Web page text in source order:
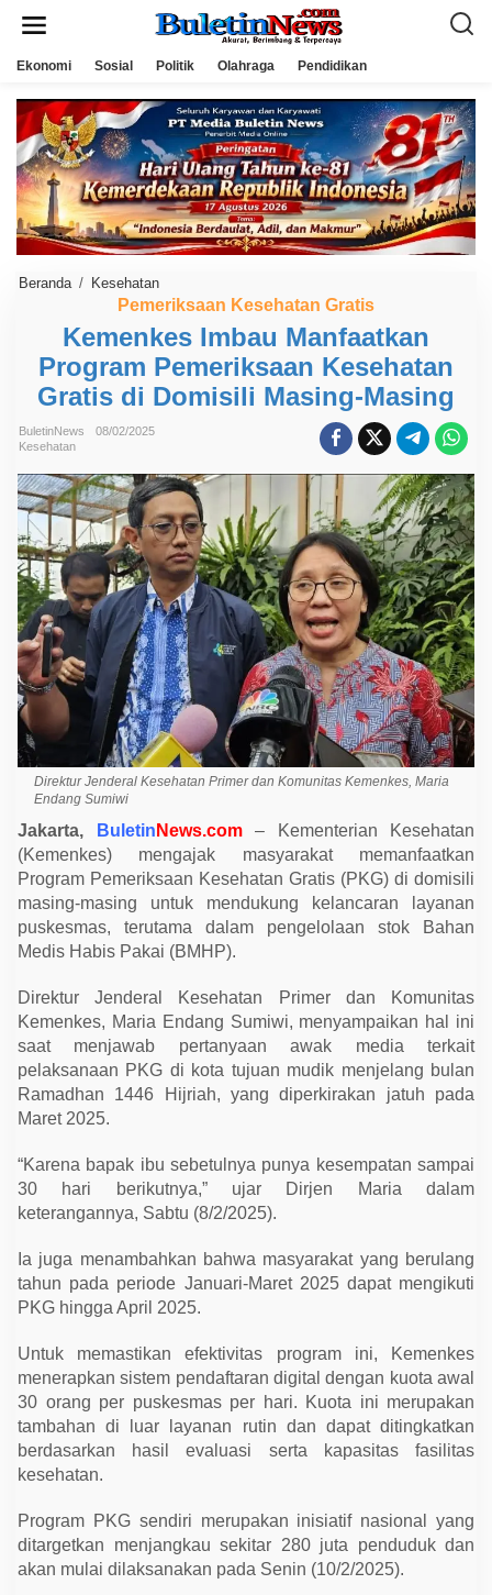
Ekonomi Sosial Politik Olahraga Pendidikan
Beranda / Kesehatan
e
m
e
n
k
s
u
M
a
n
f
a
a
t
k
a
n
P
r
o
g
r
a
m
P
e
i
k
a
a
n
K
s
e
h
a
n
i
s
d
i
o
i
s
i
M
a
s
g
s
n
g
Pemeriksaan Kesehatan Gratis
Kemenkes Imbau Manfaatkan
Program Pemeriksaan Kesehatan
Gratis di Domisili Masing-Masing
BuletinNews
08/02/2025
Kesehatan
Direktur Jenderal Kesehatan Primer dan Komunitas Kemenkes, Maria
Endang Sumiwi
Jakarta, Buletin News.com– Kementerian Kesehatan
(Kemenkes) mengajak masyarakat memanfaatkan
Program Pemeriksaan Kesehatan Gratis (PKG) di domisili
masing-masing untuk mendukung kelancaran layanan
puskesmas, terutama dalam pengelolaan stok Bahan
Medis Habis Pakai (BMHP).
Direktur Jenderal Kesehatan Primer dan Komunitas
Kemenkes, Maria Endang Sumiwi, menyampaikan hal ini
saat menjawab pertanyaan awak media terkait
pelaksanaan PKG di kota tujuan mudik menjelang bulan
Ramadhan 1446 Hijriah, yang diperkirakan jatuh pada
Maret 2025.
“Karena bapak ibu sebetulnya punya kesempatan sampai
30 hari berikutnya,” ujar Dirjen Maria dalam
keterangannya, Sabtu (8/2/2025).
Ia juga menambahkan bahwa masyarakat yang berulang
tahun pada periode Januari-Maret 2025 dapat mengikuti
PKG hingga April 2025.
Untuk memastikan efektivitas program ini, Kemenkes
menerapkan sistem pendaftaran digital dengan kuota awal
30 orang per puskesmas per hari. Kuota ini merupakan
tambahan di luar layanan rutin dan dapat ditingkatkan
berdasarkan hasil evaluasi serta kapasitas fasilitas
kesehatan.
Program PKG sendiri merupakan inisiatif nasional yang
ditargetkan menjangkau sekitar 280 juta penduduk dan
akan mulai dilaksanakan pada Senin (10/2/2025).